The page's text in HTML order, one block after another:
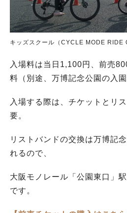
キッズスクール（CYCLE MODE RIDE
入場料は当日1,100円、前売
料（別途、万博記念公園の入園
入場する際は、チケットとリ
要。
リストバンドの交換は万博記
れるので、
大阪モノレール「公園東口」
です。